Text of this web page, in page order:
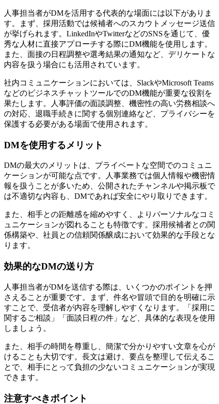
人事担当者がDMを活用する代表的な場面には以下がありま
す。まず、採用活動では候補者へのスカウトメッセージ送信
が挙げられます。LinkedInやTwitterなどのSNSを通じて、優
秀な人材に直接アプローチする際にDM機能を使用します。
また、面接の日程調整や選考結果の通知など、デリケートな
内容を扱う場合にも活用されています。
社内コミュニケーションにおいては、SlackやMicrosoft Teams
などのビジネスチャットツールでのDM機能が重要な役割を
果たします。人事評価の面談調整、機密性の高い労務相談へ
の対応、退職手続きに関する個別連絡など、プライバシーを
保護する必要がある場面で使用されます。
DMを使用するメリット
DMの最大のメリットは、プライベートな空間でのコミュニ
ケーションが可能な点です。人事業務では個人情報や機密情
報を扱うことが多いため、公開されたチャンネルや掲示板で
は不適切な内容も、DMであれば安全にやり取りできます。
また、相手との距離感を縮めやすく、よりパーソナルなコミ
ュニケーションが図れることも特徴です。採用候補者との関
係構築や、社員との信頼関係醸成において効果的な手段とな
ります。
効果的なDMの送り方
人事担当者がDMを送信する際は、いくつかのポイントを押
さえることが重要です。まず、件名や冒頭で目的を明確に示
すことで、受信者が内容を理解しやすくなります。「採用に
関するご相談」「面談日程の件」など、具体的な表現を使用
しましょう。
また、相手の時間を尊重し、簡潔で分かりやすい文章を心が
けることも大切です。長文は避け、要点を整理して伝えるこ
とで、相手にとって負担の少ないコミュニケーションが実現
できます。
注意すべきポイント